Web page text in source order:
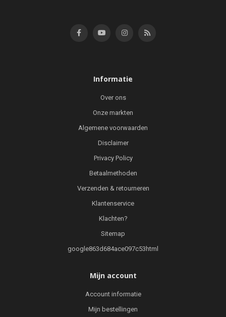
Informatie
Over ons
Onze markten
Algemene voorwaarden
Disclaimer
Privacy Policy
Betaalmethoden
Verzenden & retourneren
Klantenservice
Klachten?
Sitemap
google863d684ace097c53html
Mijn account
Account informatie
Mijn bestellingen